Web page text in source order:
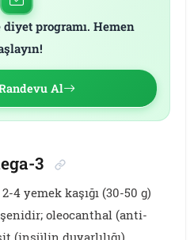
programı. Hemen
Al
3
4 yemek kaşığı (30-50 g)
oleocanthal (anti-